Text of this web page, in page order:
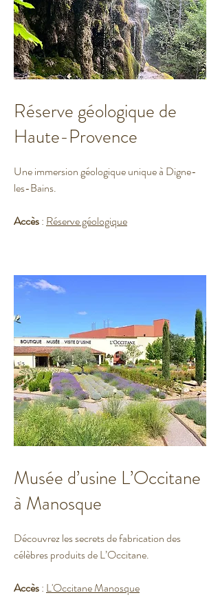
Réserve géologique de
Haute-Provence
Une immersion géologique unique à Digne-
les-Bains.
Accès: Réserve géologique
Musée d’usine L’Occitane
à Manosque
Découvrez les secrets de fabrication des
célèbres produits de L’Occitane.
Accès: L'Occitane Manosque